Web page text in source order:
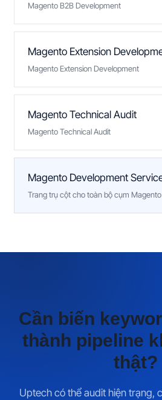
Magento B2B Development
Magento Extension
Magento Extension Development
Magento Technical Audit
Magento Technical Audit
Magento Development
Trang trụ cột cho toàn bộ cụm Magento
Cần biến
thành pipeline
thật?
Uptech có thể audit hiện trạng,